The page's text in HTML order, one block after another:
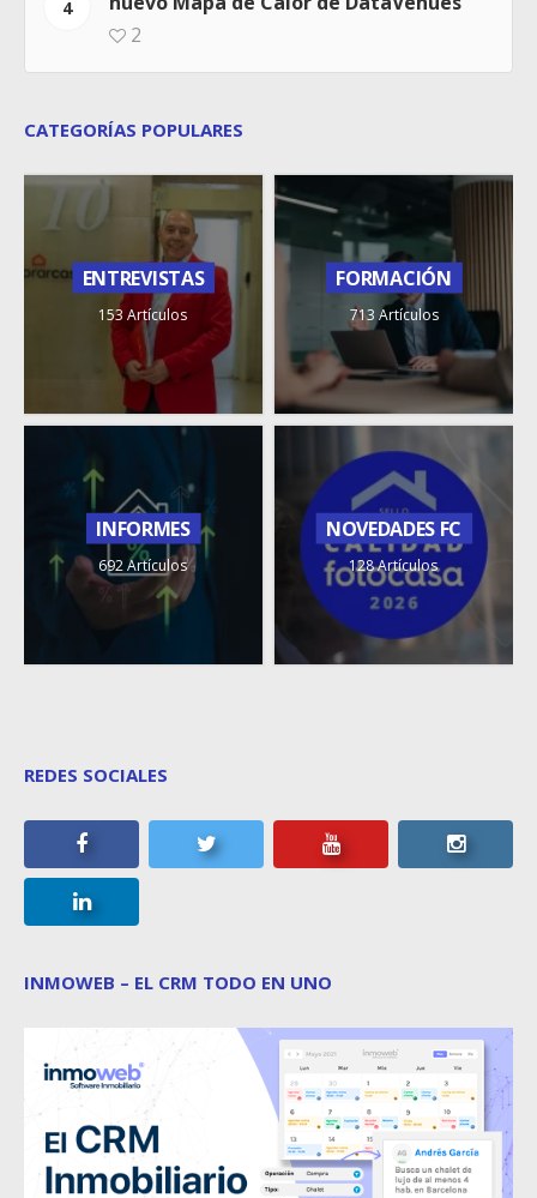
4
2
CATEGORÍAS POPULARES
ENTREVISTAS
153 Artículos
FORMACIÓN
713 Artículos
INFORMES
692 Artículos
NOVEDADES FC
128 Artículos
REDES SOCIALES
INMOWEB – EL CRM TODO EN UNO